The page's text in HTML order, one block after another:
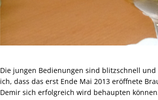
Die jungen Bedienungen sind blitzschnell
ich, dass das erst Ende Mai 2013 eröffnete
Demir sich erfolgreich wird behaupten